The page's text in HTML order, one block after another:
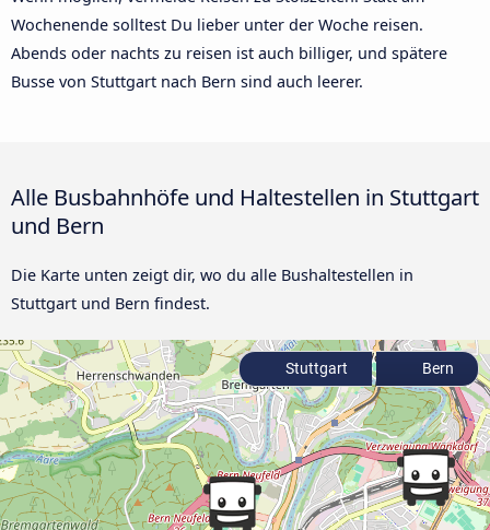
Wochenende solltest Du lieber unter der Woche reisen.
Abends oder nachts zu reisen ist auch billiger, und spätere
Busse von Stuttgart nach Bern sind auch leerer.
Alle Busbahnhöfe und Haltestellen in Stuttgart
und Bern
Die Karte unten zeigt dir, wo du alle Bushaltestellen in
Stuttgart und Bern findest.
Stuttgart Bern